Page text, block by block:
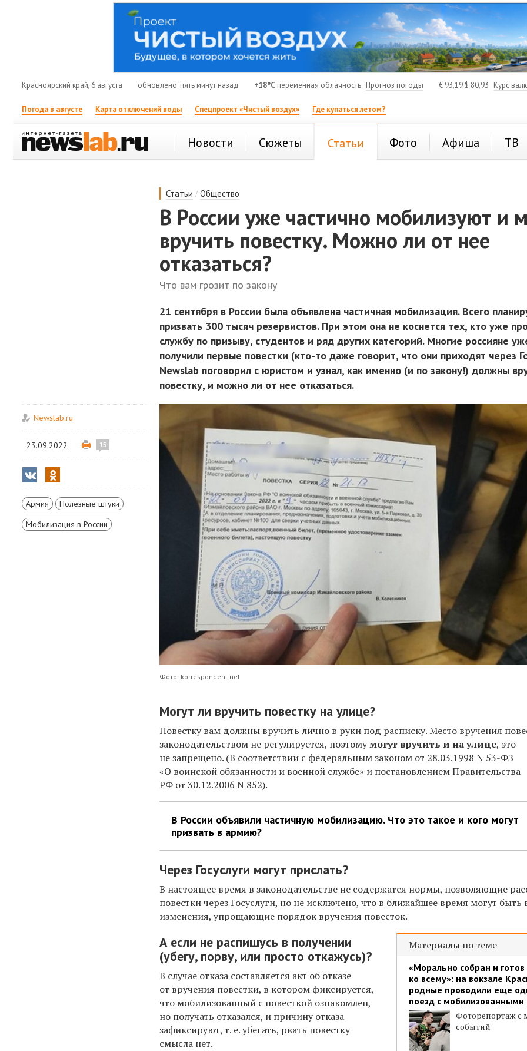
Красноярский край, 6 августа обновлено: пять минут назад +18°C переменная облачность Прогноз погоды € 93,19 $ 80,93 Курс
Погода в августе Карта отключений воды Спецпроект «Чистый воздух» Где купаться летом?
Новости Сюжеты Статьи Фото Афиша ТВ
Статьи /Общество
В России уже частично мобилизуют и
вручить повестку. Можно ли от нее
отказаться?
Что вам грозит по закону
21 сентября в России была объявлена частичная мобилизация. Всего
призвать 300 тысяч резервистов. При этом она не коснется тех, кто уже
службу по призыву, студентов и ряд других категорий. Многие россияне
получили первые повестки (кто-то даже говорит, что они приходят через
Newslab поговорил с юристом и узнал, как именно (и по закону!) должны
повестку, и можно ли от нее отказаться.
Newslab.ru
23.09.2022 15
Армия
Полезные штуки
Мобилизация в России
Фото: korrespondent.net
Могут ли вручить повестку на улице?
Повестку вам должны вручить лично в руки под расписку. Место вручения
законодательством не регулируется, поэтомумогут вручить и на улице, это
не запрещено. (В соответствии с федеральным законом от 28.03.1998 N 53-ФЗ
«О воинской обязанности и военной службе» и постановлением Правительства
РФ от 30.12.2006 N 852).
В России объявили частичную мобилизацию. Что это такое и кого могут
призвать в армию?
Через Госуслуги могут прислать?
В настоящее время в законодательстве не содержатся нормы, позволяющие
повестки через Госуслуги, но не исключено, что в ближайшее время могут быть
изменения, упрощающие порядок вручения повесток.
Материалы по теме
«Морально собран и готов
ко всему»: на вокзале
родные проводили еще
поезд с мобилизованными
Фоторепортаж с
событий
А если не распишусь в получении
(убегу, порву, или просто откажусь)?
В случае отказа составляется акт об отказе
от вручения повестки, в котором фиксируется,
что мобилизованный с повесткой ознакомлен,
но получать отказался, и причину отказа
зафиксируют, т. е. убегать, рвать повестку
смысла нет.